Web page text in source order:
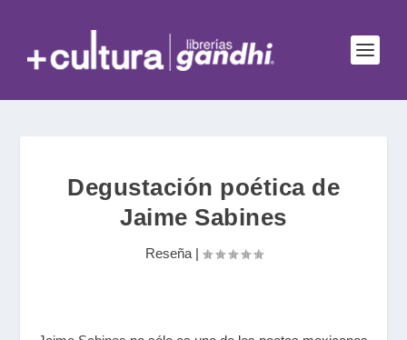
Degustación poética de
Jaime Sabines
Reseña|